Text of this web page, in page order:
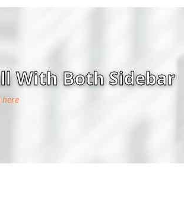
With Both Sidebar
here